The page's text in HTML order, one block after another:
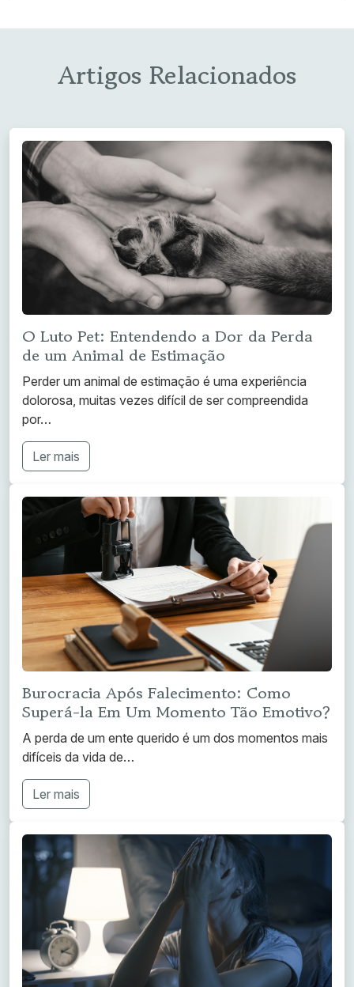
Artigos Relacionados
O Luto Pet: Entendendo a Dor da Perda
de um Animal de Estimação
Perder um animal de estimação é uma experiência
dolorosa, muitas vezes difícil de ser compreendida
por…
Ler mais
Burocracia Após Falecimento: Como
Superá-la Em Um Momento Tão Emotivo?
A perda de um ente querido é um dos momentos mais
difíceis da vida de…
Ler mais